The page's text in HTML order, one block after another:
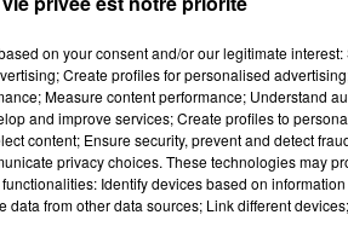
fuyons
de l'été
on your consent and/or our legitimate interest:
Create profiles for personalised
Measure content performance; Understand
and improve services; Create profiles to
content; Ensure security, prevent and detect
privacy choices. These technologies may
Identify devices based on
from other data sources; Link different